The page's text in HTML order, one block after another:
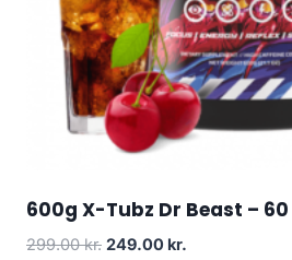
600g X-Tubz Dr Beast –
299.00kr. Original
249.00 kr.